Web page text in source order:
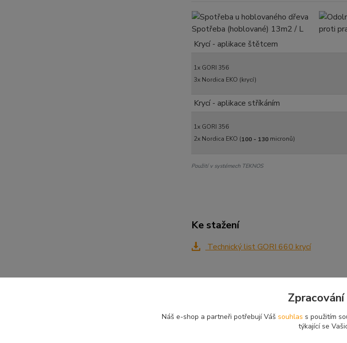
ŠTĚTCEM
Nanáší se štětcem
Přetíratelný po
Theoretická
STŘÍKÁNÍM
Airmix
Tloušťka
Spotřeba (hoblované) 13m2 / L
proti
Použití v systémech TEKNOS
Krycí - aplikace štětcem
1x GORI 356
3x Nordica EKO (krycí)
Krycí - aplikace stříkáním
1x GORI 356
2x Nordica EKO (100 - 130micronů)
Ke stažení
Technický list GORI 660 krycí
Zboží zařazeno v kategoriích
Náš e-shop a partneři potřebují Váš souhlas s použitím
týkající se